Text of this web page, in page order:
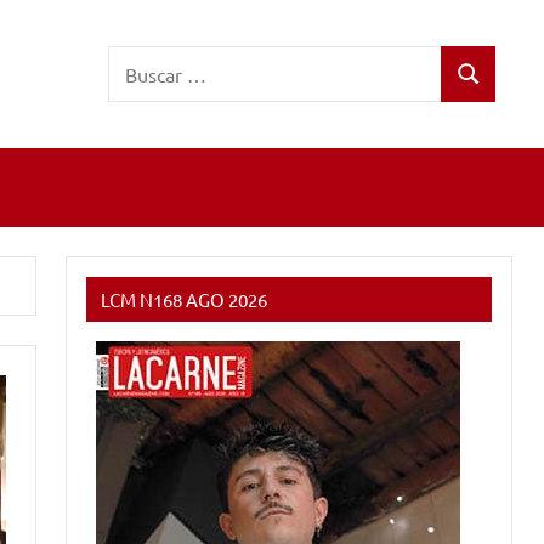
Buscar
LCM N168 AGO 2026